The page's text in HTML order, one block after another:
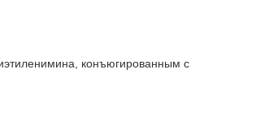
конъюгированным с